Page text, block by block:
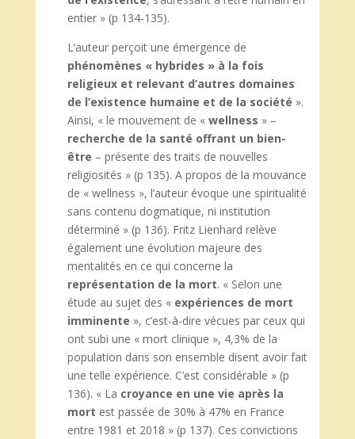
entier » (p 134-135).
L’auteur perçoit une émergence de
phénomènes « hybrides » à la fois
religieux et relevant d’autres domaines
de l’existence humaine et de la société ».
Ainsi, « le mouvement de « wellness » –
recherche de la santé offrant un bien-
être – présente des traits de nouvelles
religiosités » (p 135). A propos de la mouvance
de « wellness », l’auteur évoque une spiritualité
sans contenu dogmatique, ni institution
déterminé » (p 136). Fritz Lienhard relève
également une évolution majeure des
mentalités en ce qui concerne la
représentation de la mort. « Selon une
étude au sujet des « expériences de mort
imminente », c’est-à-dire vécues par ceux qui
ont subi une « mort clinique », 4,3% de la
population dans son ensemble disent avoir fait
une telle expérience. C’est considérable » (p
136). « La croyance en une vie après la
mort est passée de 30% à 47% en France
entre 1981 et 2018 » (p 137). Ces convictions